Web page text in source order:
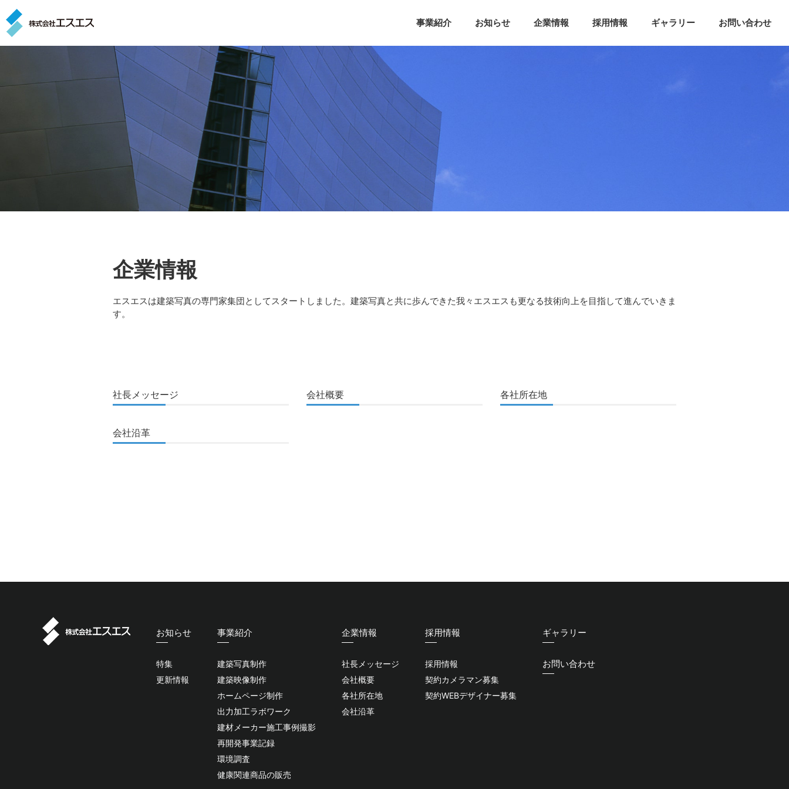
事業紹介 お知らせ 企業情報 採用情報 ギャラリー お問い合わせ
企業情報
エスエスは建築写真の専門家集団としてスタートしました。建築写真と共に歩んできた我々エスエスも更なる技術向上を目指して進んでいきま
す。
社長メッセージ 会社概要 各社所在地
会社沿革
お知らせ
特集
更新情報
事業紹介
建築写真制作
建築映像制作
ホームページ制作
出力加工ラボワーク
建材メーカー施工事例撮影
再開発事業記録
環境調査
健康関連商品の販売
企業情報
社長メッセージ
会社概要
各社所在地
会社沿革
採用情報
採用情報
契約カメラマン募集
契約WEBデザイナー募集
ギャラリー
お問い合わせ